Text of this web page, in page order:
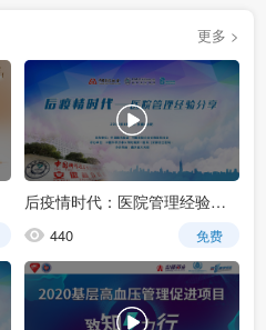
更多 >
后疫情时代：医院管理经验分享-中国科学技术大学附属第一医院（安徽省立医院）
440 免费